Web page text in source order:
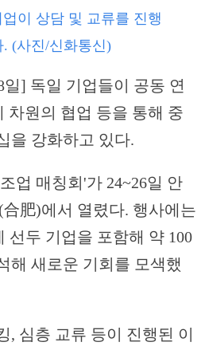
이 상담 및 교류를 진행
. (사진/신화통신)
] 독일 기업들이 공동 연
차원의 협업 등을 통해 중
을 강화하고 있다.
업 매칭회'가 24~26일 안
肥)에서 열렸다. 행사에는
선두 기업을 포함해 약 100
해 새로운 기회를 모색했
, 심층 교류 등이 진행된 이